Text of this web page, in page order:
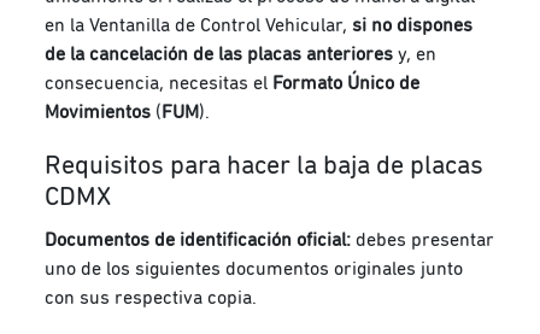
en la Ventanilla de Control Vehicular,si no dispones
de la cancelación de las placas anterioresy, en
consecuencia, necesitas el Formato Único de
Movimientos (FUM).
Requisitos para hacer la baja de placas
CDMX
Documentos de identificación oficial: debes presentar
uno de los siguientes documentos originales junto
con sus respectiva copia.